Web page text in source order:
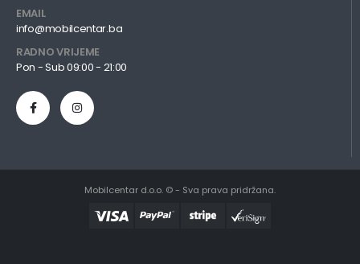
EMAIL
info@mobilcentar.ba
RADNO VRIJEME
Pon - Sub 09:00 - 21:00
Mobilcentar d.o.o. © - Sva prava pridržana.